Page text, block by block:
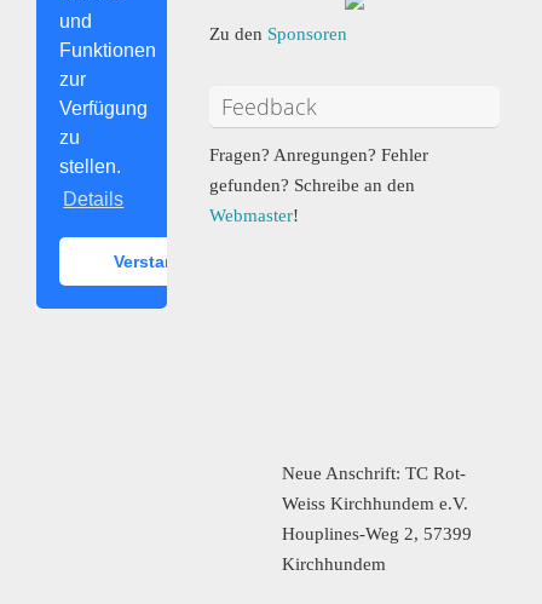
Zu den Sponsoren
Feedback
Fragen? Anregungen? Fehler
gefunden? Schreibe an den
Webmaster!
Neue Anschrift: TC Rot-
Weiss Kirchhundem e.V.
Houplines-Weg 2, 57399
Kirchhundem